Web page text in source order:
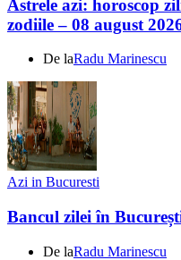
Astrele azi: horoscop
zodiile – 08 august
De laRadu Marinescu
Azi in Bucuresti
Bancul zilei în
De laRadu Marinescu